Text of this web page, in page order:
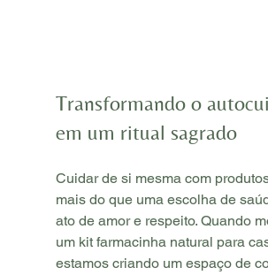
Transformando o
em um ritual sagrado
Cuidar de si mesma com
mais do que uma escolha de
ato de amor e respeito. Quando
um kit farmacinha natural para
estamos criando um espaço de